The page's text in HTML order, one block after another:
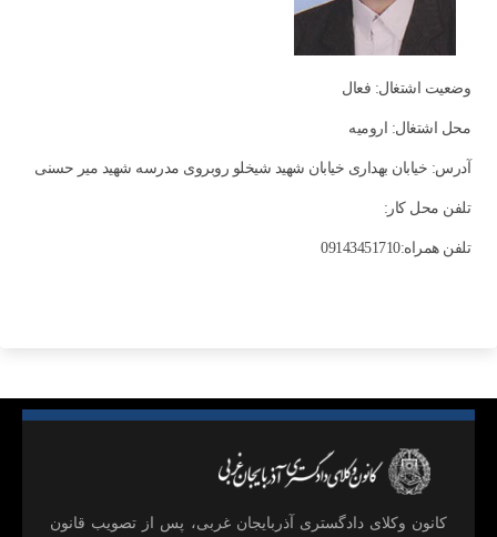
وضعیت اشتغال: فعال
محل اشتغال: اروميه
آدرس: خیابان بهداری خیابان شهید شیخلو روبروی مدرسه شهید میر حسنی
تلفن محل کار:
تلفن همراه:09143451710
كانون وكلای دادگستری آذربايجان غربی، پس از تصويب قانون